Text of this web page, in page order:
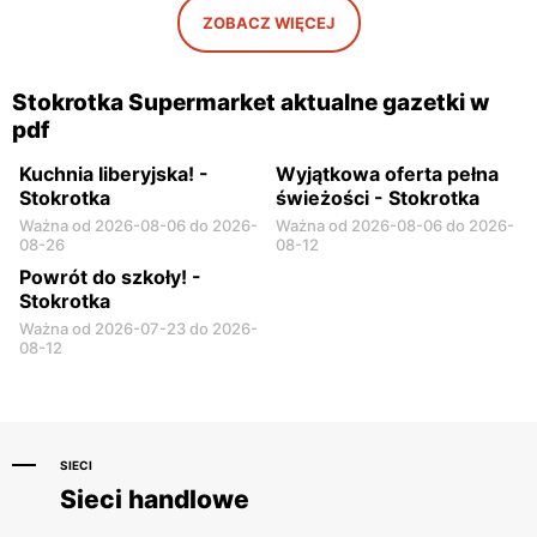
ZOBACZ WIĘCEJ
Stokrotka Supermarket aktualne gazetki w
pdf
Kuchnia Iiberyjska! -
Stokrotka
Ważna od 2026-08-06 do 2026-
08-26
Wyjątkowa oferta pełna
świeżości - Stokrotka
Ważna od 2026-08-06 do 2026-
08-12
Powrót do szkoły! -
Stokrotka
Ważna od 2026-07-23 do 2026-
08-12
SIECI
Sieci handlowe